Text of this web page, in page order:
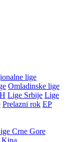
lige
Omladinske lige
Lige Srbije Lige
Prelazni rok EP
Crne Gore
Kina